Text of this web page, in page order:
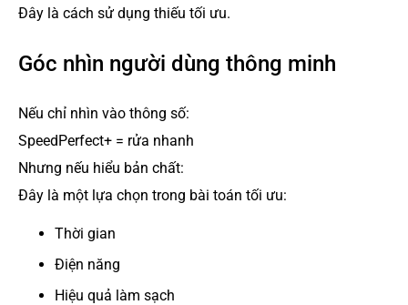
Đây là cách sử dụng thiếu tối ưu.
Góc nhìn người dùng thông minh
Nếu chỉ nhìn vào thông số:
SpeedPerfect+ = rửa nhanh
Nhưng nếu hiểu bản chất:
Đây là một lựa chọn trong bài toán tối ưu:
Thời gian
Điện năng
Hiệu quả làm sạch